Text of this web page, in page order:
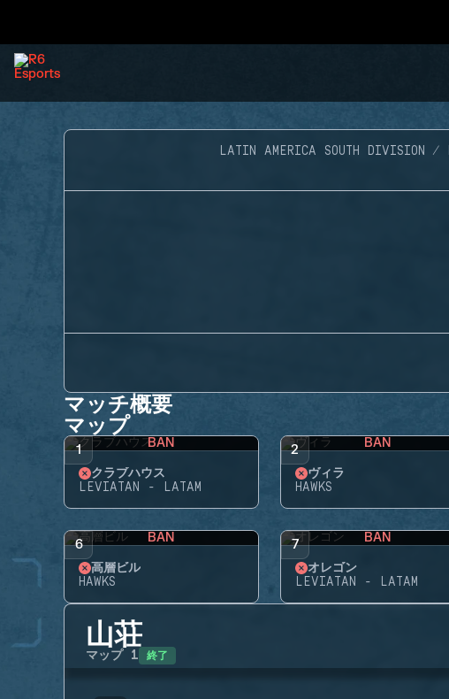
LATIN AMERICA SOUTH DIVISION
マッチ概要
マップ
1 BAN
クラブハウス
LEVIATAN - LATAM
2 BAN
ヴィラ
HAWKS
6 BAN
高層ビル
HAWKS
7 BAN
オレゴン
LEVIATAN - LATAM
山荘
マップ 1 終了